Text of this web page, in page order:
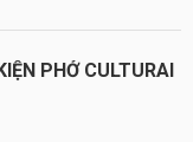
PHỞ CULTURAI